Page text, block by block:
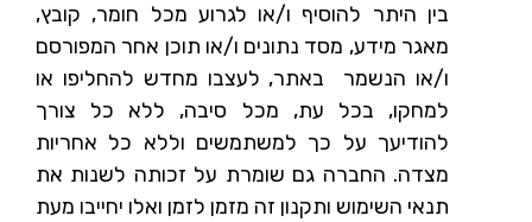
בין היתר להוסיף ו/או לגרוע מכל חומר, קובץ,
מאגר מידע, מסד נתונים ו/או תוכן אחר המפורסם
ו/או הנשמר באתר, לעצבו מחדש להחליפו או
למחקו, בכל עת, מכל סיבה, ללא כל צורך
להודיעך על כך למשתמשים וללא כל אחריות
מצדה. החברה גם שומרת על זכותה לשנות את
תנאי השימוש ותקנון זה מזמן לזמן ואלו יחייבו מעת